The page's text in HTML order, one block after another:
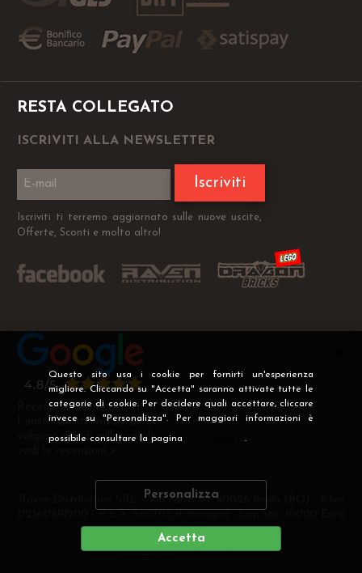
Questo sito usa i cookie per fornirti un'esperienza
migliore. Cliccando su "Accetta" saranno attivate tutte le
categorie di cookie. Per decidere quali accettare, cliccare
invece su "Personalizza". Per maggiori informazioni è
possibile consultare la pagina .
Personalizza
Accetta
RESTA COLLEGATO
ISCRIVITI ALLA NEWSLETTER
Iscriviti
Iscriviti ti terremo aggiornato sulle nuove uscite,
Offerte, Sconti e molto altro!
Recensioni Verificate
I nostri clienti soddisfatti
valgono più di mille parole
Raven Distribution SRL - Via Fanin 30, 40026 Imola (BO) - P.Iva
i.v
DEVELOPERCREATIVE WEB